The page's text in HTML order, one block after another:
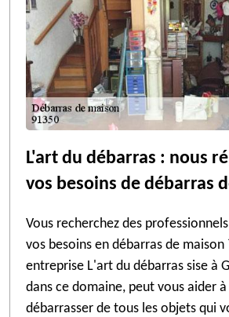
L'art du débarras : nous
vos besoins de débarras
Vous recherchez des
vos besoins en débarras de maison
entreprise L'art du débarras sise à
dans ce domaine, peut vous aider
débarrasser de tous les objets qui